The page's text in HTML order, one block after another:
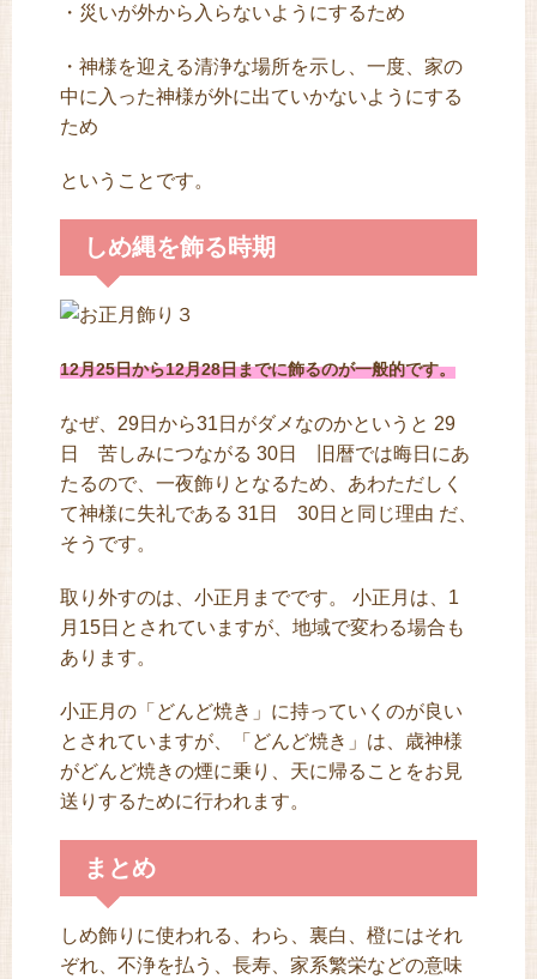
・災いが外から入らないようにするため
・神様を迎える清浄な場所を示し、一度、家の
中に入った神様が外に出ていかないようにする
ため
ということです。
しめ縄を飾る時期
12月25日から12月28日までに飾るのが一般的です。
なぜ、29日から31日がダメなのかというと 29
日 苦しみにつながる 30日 旧暦では晦日にあ
たるので、一夜飾りとなるため、あわただしく
て神様に失礼である 31日 30日と同じ理由 だ、
そうです。
取り外すのは、小正月までです。 小正月は、1
月15日とされていますが、地域で変わる場合も
あります。
小正月の「どんど焼き」に持っていくのが良い
とされていますが、「どんど焼き」は、歳神様
がどんど焼きの煙に乗り、天に帰ることをお見
送りするために行われます。
まとめ
しめ飾りに使われる、わら、裏白、橙にはそれ
ぞれ、不浄を払う、長寿、家系繁栄などの意味